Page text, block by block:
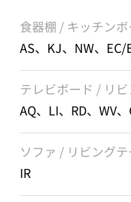
食器棚 / キッチンボ
AS、KJ、NW、EC/
テレビボード / リ
AQ、LI、RD、WV、
ソファ / リビング
IR